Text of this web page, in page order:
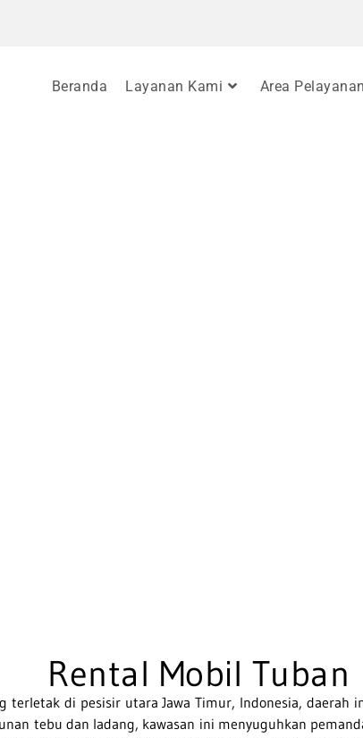
Beranda Layanan Kami Area Pelayanan
Rental Mobil Tuban
terletak di pesisir utara Jawa Timur, Indonesia, daerah
tebu dan ladang, kawasan ini menyuguhkan